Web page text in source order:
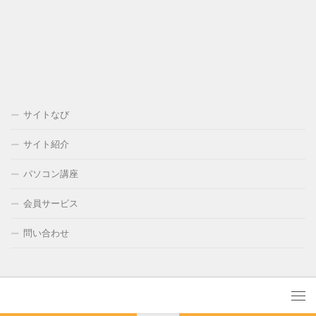
サイトなび
サイト紹介
パソコン講座
会員サービス
問い合わせ